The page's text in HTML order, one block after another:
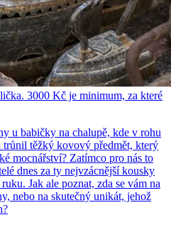
3000 Kč je minimum, za které
u babičky na chalupě, kde v rohu
trůnil těžký kovový předmět, který
mocnářství? Zatímco pro nás to
dnes za ty nejvzácnější kousky
Jak ale poznat, zda se vám na
nebo na skutečný unikát, jehož